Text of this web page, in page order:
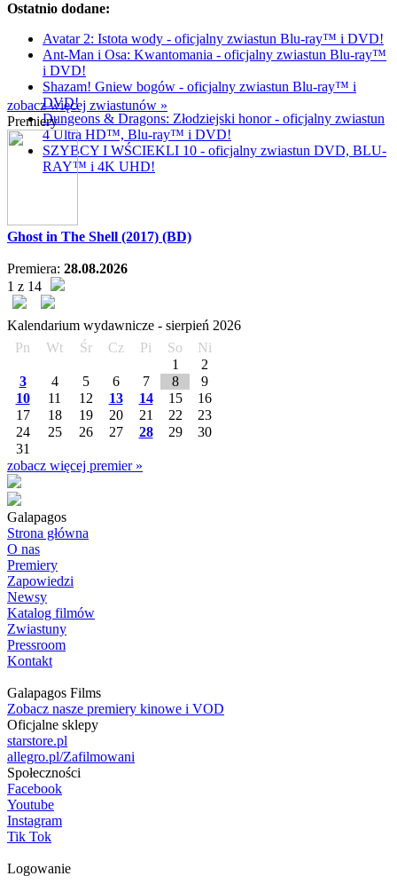
Ostatnio dodane:
Avatar 2: Istota wody - oficjalny zwiastun Blu-ray™ i DVD!
Ant-Man i Osa: Kwantomania - oficjalny zwiastun Blu-ray™
i DVD!
Shazam! Gniew bogów - oficjalny zwiastun Blu-ray™ i
DVD!
Dungeons & Dragons: Złodziejski honor - oficjalny zwiastun
4 Ultra HD™, Blu-ray™ i DVD!
SZYBCY I WŚCIEKLI 10 - oficjalny zwiastun DVD, BLU-
RAY™ i 4K UHD!
zobacz więcej zwiastunów »
Premiery
Ghost in The Shell (2017) (BD)
Premiera: 28.08.2026
1 z 14
Kalendarium wydawnicze - sierpień 2026
Pn
Wt Śr Cz Pi So
Ni
1
2
3
4 5 6 7 8
9
10
11 12 13 14 15
16
17
18 19 20 21 22
23
24
25 26 27 28 29
30
31
zobacz więcej premier »
Galapagos
Strona główna
O nas
Premiery
Zapowiedzi
Newsy
Katalog filmów
Zwiastuny
Pressroom
Kontakt
Galapagos Films
Zobacz nasze premiery kinowe i VOD
Oficjalne sklepy
starstore.pl
allegro.pl/Zafilmowani
Społeczności
Facebook
Youtube
Instagram
Tik Tok
Logowanie